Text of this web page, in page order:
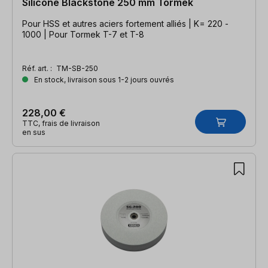
Pour HSS et autres aciers fortement alliés | K= 220 -
1000 | Pour Tormek T-7 et T-8
Réf. art. : TM-SB-250
En stock, livraison sous 1-2 jours ouvrés
228,00 €
TTC, frais de livraison
en sus